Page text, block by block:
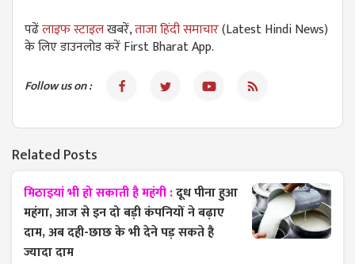
पढेंलाइफ स्टाइलखबरें,ताजा हिंदी समाचार(Latest Hindi News)
के लिए डाउनलोड करें First Bharat App.
Follow us on :
Related Posts
मिठाइयां भी हो सकाती है महंगी :दूध पीना हुआ
महंगा, आज से इन दो बड़ी कंपनियों ने बढ़ाए
दाम, अब दही-छाछ के भी देने पड़ सकते है
ज्यादा दाम